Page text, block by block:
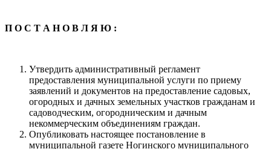
П О С Т А Н О В Л Я Ю :
Утвердить административный регламент
предоставления муниципальной услуги по приему
заявлений и документов на предоставление садовых,
огородных и дачных земельных участков гражданам и
садоводческим, огородническим и дачным
некоммерческим объединениям граждан.
Опубликовать настоящее постановление в
муниципальной газете Ногинского муниципального